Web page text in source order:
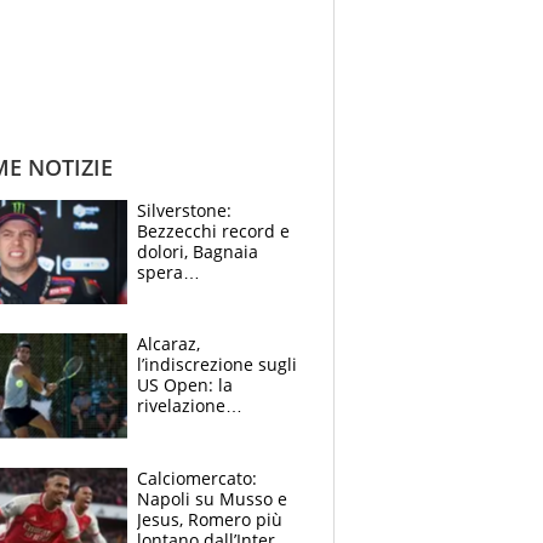
NOTIZIE
Silverstone:
Bezzecchi record e
dolori, Bagnaia
spera
e vota Aprilia
Alcaraz,
l’indiscrezione sugli
US Open: la
rivelazione
B. Rune verso la
rinuncia
Calciomercato:
Napoli su Musso e
Jesus, Romero più